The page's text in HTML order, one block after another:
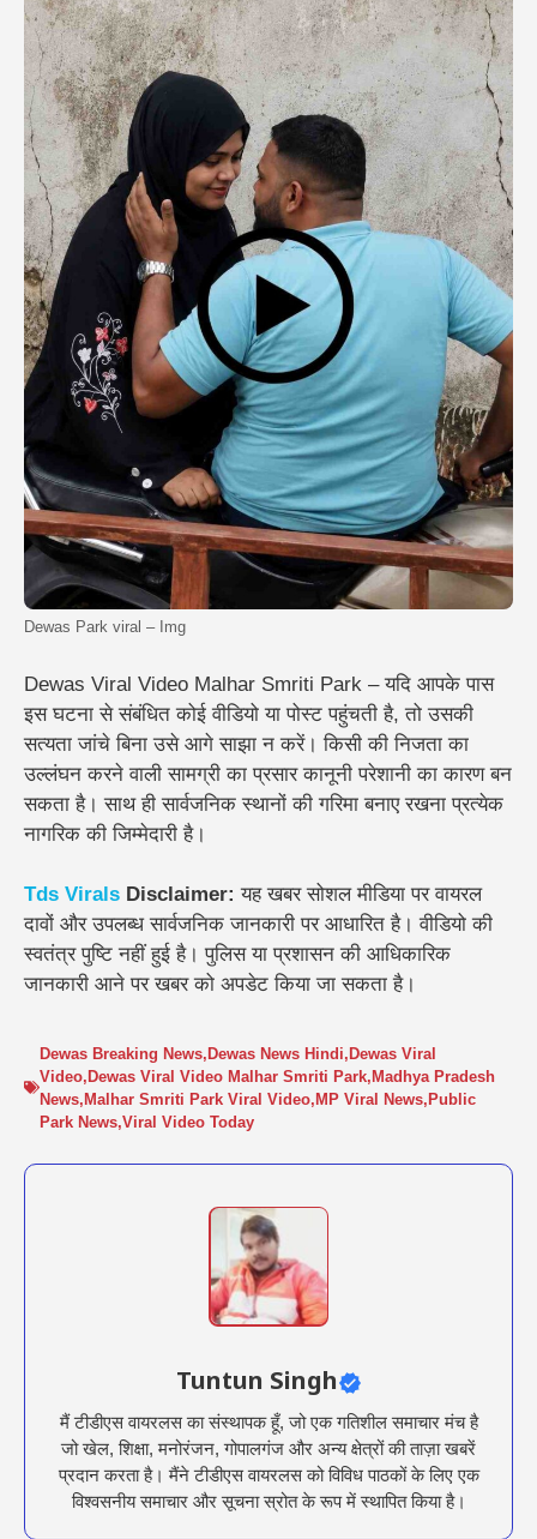
Dewas Park viral – Img
Dewas Viral Video Malhar Smriti Park – यदि आपके पास
इस घटना से संबंधित कोई वीडियो या पोस्ट पहुंचती है, तो उसकी
सत्यता जांचे बिना उसे आगे साझा न करें। किसी की निजता का
उल्लंघन करने वाली सामग्री का प्रसार कानूनी परेशानी का कारण बन
सकता है। साथ ही सार्वजनिक स्थानों की गरिमा बनाए रखना प्रत्येक
नागरिक की जिम्मेदारी है।
Tds Virals Disclaimer: यह खबर सोशल मीडिया पर वायरल
दावों और उपलब्ध सार्वजनिक जानकारी पर आधारित है। वीडियो की
स्वतंत्र पुष्टि नहीं हुई है। पुलिस या प्रशासन की आधिकारिक
जानकारी आने पर खबर को अपडेट किया जा सकता है।
Dewas Breaking News, Dewas News Hindi, Dewas Viral
Video, Dewas Viral Video Malhar Smriti Park, Madhya Pradesh
News, Malhar Smriti Park Viral Video, MP Viral News, Public
Park News,Viral Video Today
Tuntun Singh
मैं टीडीएस वायरलस का संस्थापक हूँ, जो एक गतिशील समाचार मंच है
जो खेल, शिक्षा, मनोरंजन, गोपालगंज और अन्य क्षेत्रों की ताज़ा खबरें
प्रदान करता है। मैंने टीडीएस वायरलस को विविध पाठकों के लिए एक
विश्वसनीय समाचार और सूचना स्रोत के रूप में स्थापित किया है।